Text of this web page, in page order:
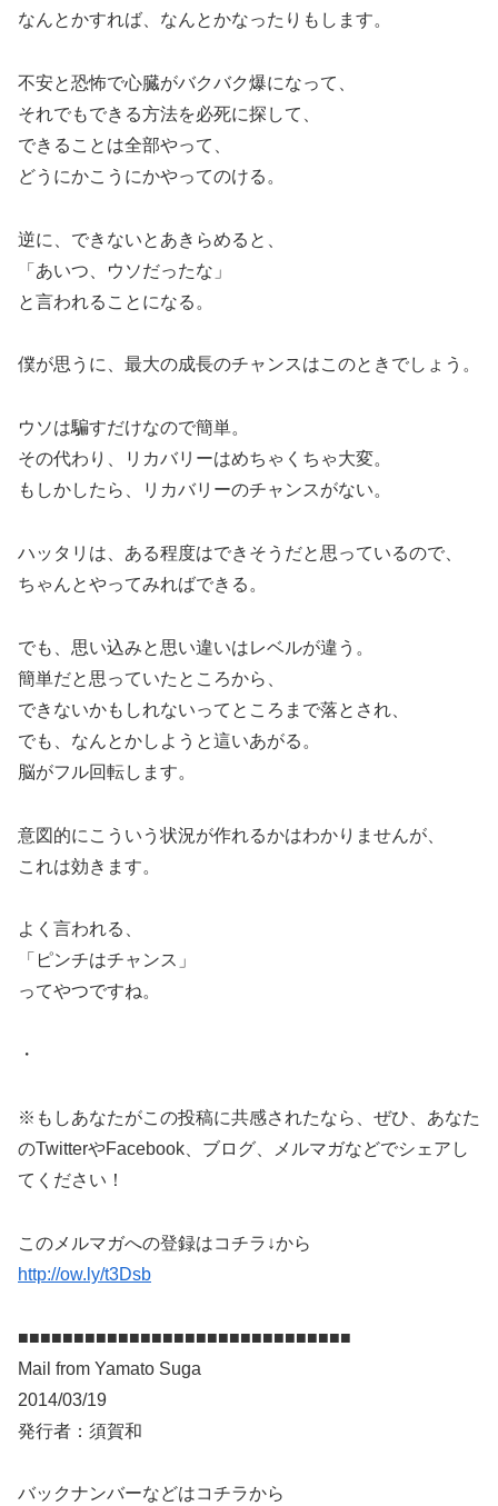
なんとかすれば、なんとかなったりもします。
不安と恐怖で心臓がバクバク爆になって、
それでもできる方法を必死に探して、
できることは全部やって、
どうにかこうにかやってのける。
逆に、できないとあきらめると、
「あいつ、ウソだったな」
と言われることになる。
僕が思うに、最大の成長のチャンスはこのときでしょう。
ウソは騙すだけなので簡単。
その代わり、リカバリーはめちゃくちゃ大変。
もしかしたら、リカバリーのチャンスがない。
ハッタリは、ある程度はできそうだと思っているので、
ちゃんとやってみればできる。
でも、思い込みと思い違いはレベルが違う。
簡単だと思っていたところから、
できないかもしれないってところまで落とされ、
でも、なんとかしようと這いあがる。
脳がフル回転します。
意図的にこういう状況が作れるかはわかりませんが、
これは効きます。
よく言われる、
「ピンチはチャンス」
ってやつですね。
・
※もしあなたがこの投稿に共感されたなら、ぜひ、あなた
のTwitterやFacebook、ブログ、メルマガなどでシェアし
てください！
このメルマガへの登録はコチラ↓から
http://ow.ly/t3Dsb
■■■■■■■■■■■■■■■■■■■■■■■■■■■■■■
Mail from Yamato Suga
2014/03/19
発行者：須賀和
バックナンバーなどはコチラから